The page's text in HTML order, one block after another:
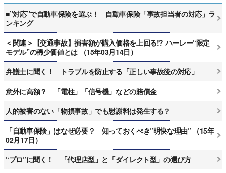
■”対応”で自動車保険を選ぶ！ 自動車保険「事故担当者の対応」ラ
ンキング
＜関連＞【交通事故】損害額が購入価格を上回る!? ハーレー“限定
モデル”の稀少価値とは （15年03月14日）
弁護士に聞く！ トラブルを防止する「正しい事故後の対応」
意外に高額？ 「電柱」「信号機」などの賠償金
人的被害のない「物損事故」でも慰謝料は発生する？
「自動車保険」はなぜ必要？ 知っておくべき”明快な理由” （15年
02月17日）
“プロ”に聞く！ 「代理店型」と「ダイレクト型」の選び方